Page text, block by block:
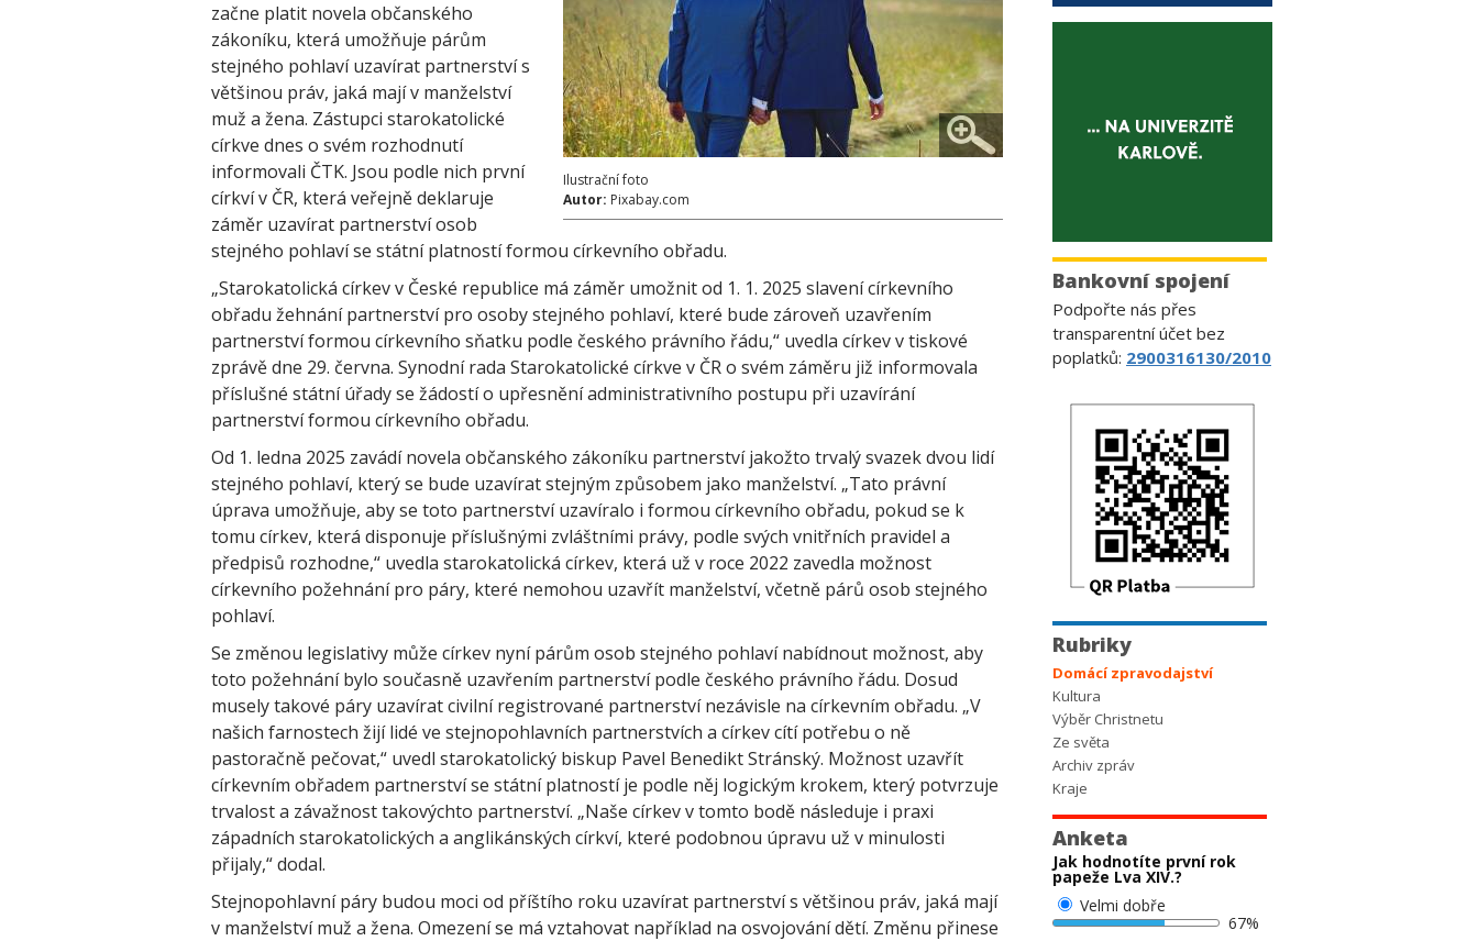
Ilustrační foto
Autor: Pixabay.com
začne platit novela občanského
zákoníku, která umožňuje párům
stejného pohlaví uzavírat partnerství s
většinou práv, jaká mají v manželství
muž a žena. Zástupci starokatolické
církve dnes o svém rozhodnutí
informovali ČTK. Jsou podle nich první
církví v ČR, která veřejně deklaruje
záměr uzavírat partnerství osob
stejného pohlaví se státní platností formou církevního obřadu.
„Starokatolická církev v České republice má záměr umožnit od 1. 1. 2025 slavení církevního
obřadu žehnání partnerství pro osoby stejného pohlaví, které bude zároveň uzavřením
partnerství formou církevního sňatku podle českého právního řádu,“ uvedla církev v tiskové
zprávě dne 29. června. Synodní rada Starokatolické církve v ČR o svém záměru již informovala
příslušné státní úřady se žádostí o upřesnění administrativního postupu při uzavírání
partnerství formou církevního obřadu.
Od 1. ledna 2025 zavádí novela občanského zákoníku partnerství jakožto trvalý svazek dvou lidí
stejného pohlaví, který se bude uzavírat stejným způsobem jako manželství. „Tato právní
úprava umožňuje, aby se toto partnerství uzavíralo i formou církevního obřadu, pokud se k
tomu církev, která disponuje příslušnými zvláštními právy, podle svých vnitřních pravidel a
předpisů rozhodne,“ uvedla starokatolická církev, která už v roce 2022 zavedla možnost
církevního požehnání pro páry, které nemohou uzavřít manželství, včetně párů osob stejného
pohlaví.
Se změnou legislativy může církev nyní párům osob stejného pohlaví nabídnout možnost, aby
toto požehnání bylo současně uzavřením partnerství podle českého právního řádu. Dosud
musely takové páry uzavírat civilní registrované partnerství nezávisle na církevním obřadu. „V
našich farnostech žijí lidé ve stejnopohlavních partnerstvích a církev cítí potřebu o ně
pastoračně pečovat,“ uvedl starokatolický biskup Pavel Benedikt Stránský. Možnost uzavřít
církevním obřadem partnerství se státní platností je podle něj logickým krokem, který potvrzuje
trvalost a závažnost takovýchto partnerství. „Naše církev v tomto bodě následuje i praxi
západních starokatolických a anglikánských církví, které podobnou úpravu už v minulosti
přijaly,“ dodal.
Stejnopohlavní páry budou moci od příštího roku uzavírat partnerství s většinou práv, jaká mají
v manželství muž a žena. Omezení se má vztahovat například na osvojování dětí. Změnu přinese
Bankovní spojení
Podpořte nás přes
transparentní účet bez
poplatků: 2900316130/2010
Rubriky
Domácí zpravodajství
Kultura
Výběr Christnetu
Ze světa
Archiv zpráv
Kraje
Anketa
Jak hodnotíte první rok
papeže Lva XIV.?
Velmi dobře
67%